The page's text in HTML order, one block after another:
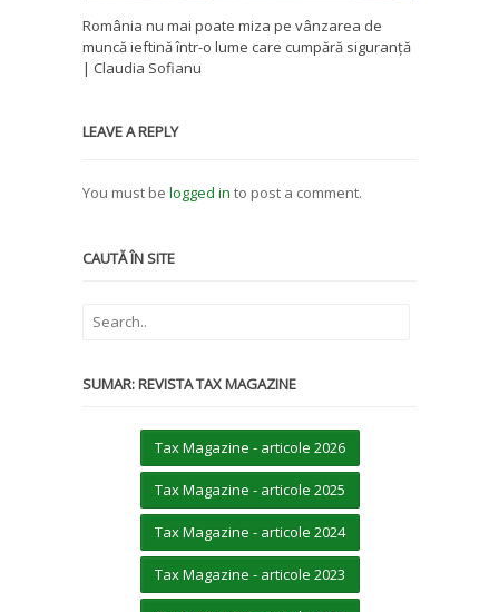
România nu mai poate miza pe vânzarea de
muncă ieftină într-o lume care cumpără siguranță
| Claudia Sofianu
LEAVE A REPLY
You must be logged in to post a comment.
CAUTĂ ÎN SITE
SUMAR: REVISTA TAX MAGAZINE
Tax Magazine - articole 2026
Tax Magazine - articole 2025
Tax Magazine - articole 2024
Tax Magazine - articole 2023